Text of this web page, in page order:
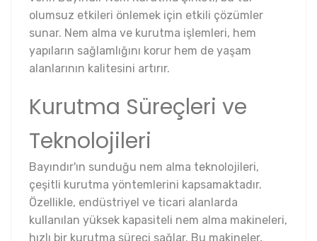
olumsuz etkileri önlemek için etkili çözümler
sunar. Nem alma ve kurutma işlemleri, hem
yapıların sağlamlığını korur hem de yaşam
alanlarının kalitesini artırır.
Kurutma Süreçleri ve
Teknolojileri
Bayındır'ın sunduğu nem alma teknolojileri,
çeşitli kurutma yöntemlerini kapsamaktadır.
Özellikle, endüstriyel ve ticari alanlarda
kullanılan yüksek kapasiteli nem alma makineleri,
hızlı bir kurutma süreci sağlar. Bu makineler,